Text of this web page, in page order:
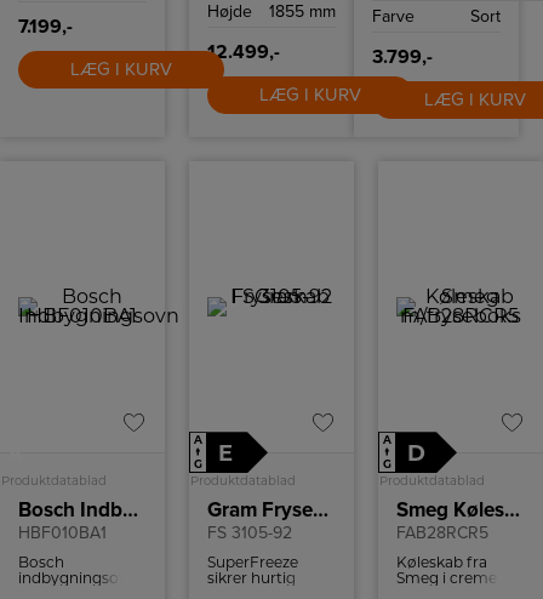
63 dB.
7.199,-
LÆG I KURV
Højde
1855 mm
12.499,-
LÆG I KURV
Farve
Sort
3.799,-
LÆG I KURV
Produktdatablad
Bosch Indbygningsovn
HBF010BA1
Bosch
indbygningsovn
A
↑
G
E
Produktdatablad
Gram Fryseskab
FS 3105-92
SuperFreeze
sikrer hurtig
A
↑
G
D
Produktdatablad
Smeg Køleskab m/fryseboks
FAB28RCR5
Køleskab fra
Smeg i creme